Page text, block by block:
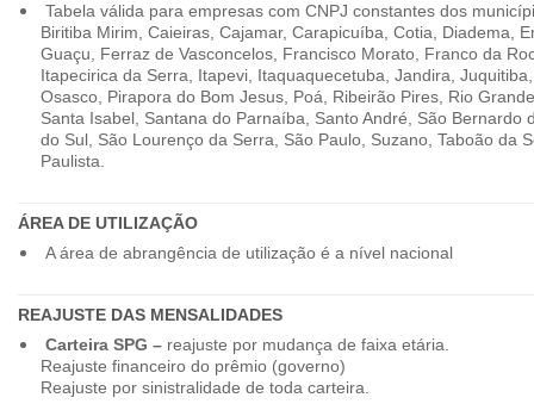
Tabela válida para empresas com CNPJ constantes dos
Biritiba Mirim, Caieiras, Cajamar, Carapicuíba, Cotia, Diadema,
Guaçu, Ferraz de Vasconcelos, Francisco Morato, Franco da
Itapecirica da Serra, Itapevi, Itaquaquecetuba, Jandira,
Osasco, Pirapora do Bom Jesus, Poá, Ribeirão Pires, Rio
Santa Isabel, Santana do Parnaíba, Santo André, São Bernardo
do Sul, São Lourenço da Serra, São Paulo, Suzano, Taboão da
Paulista.
ÁREA DE UTILIZAÇÃO
A área de abrangência de utilização é a nível nacional
REAJUSTE DAS MENSALIDADES
Carteira SPG –reajuste por mudança de faixa etária.
Reajuste financeiro do prêmio (governo)
Reajuste por sinistralidade de toda carteira.